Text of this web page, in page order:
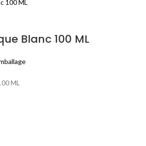
Blanc 100 ML
ML